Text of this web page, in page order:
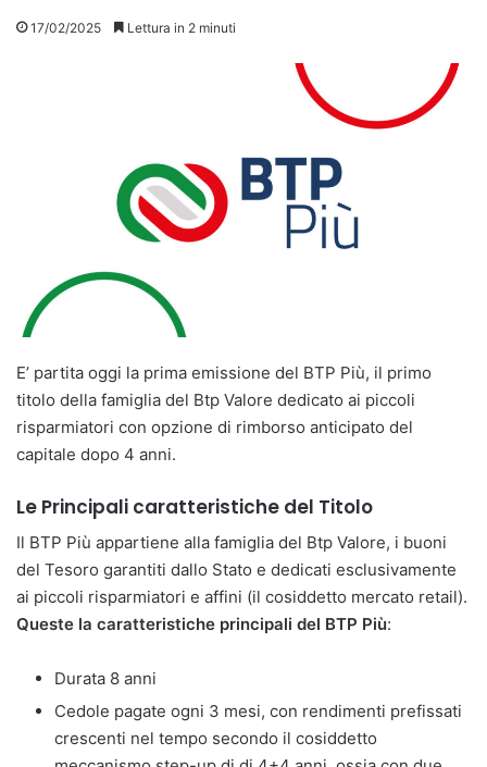
17/02/2025 Lettura in 2 minuti
E’ partita oggi la prima emissione del BTP Più, il primo
titolo della famiglia del Btp Valore dedicato ai piccoli
risparmiatori con opzione di rimborso anticipato del
capitale dopo 4 anni.
Le Principali caratteristiche del Titolo
Il BTP Più appartiene alla famiglia del Btp Valore, i buoni
del Tesoro garantiti dallo Stato e dedicati esclusivamente
ai piccoli risparmiatori e affini (il cosiddetto mercato retail).
Queste la caratteristiche principali del BTP Più:
Durata 8 anni
Cedole pagate ogni 3 mesi, con rendimenti prefissati
crescenti nel tempo secondo il cosiddetto